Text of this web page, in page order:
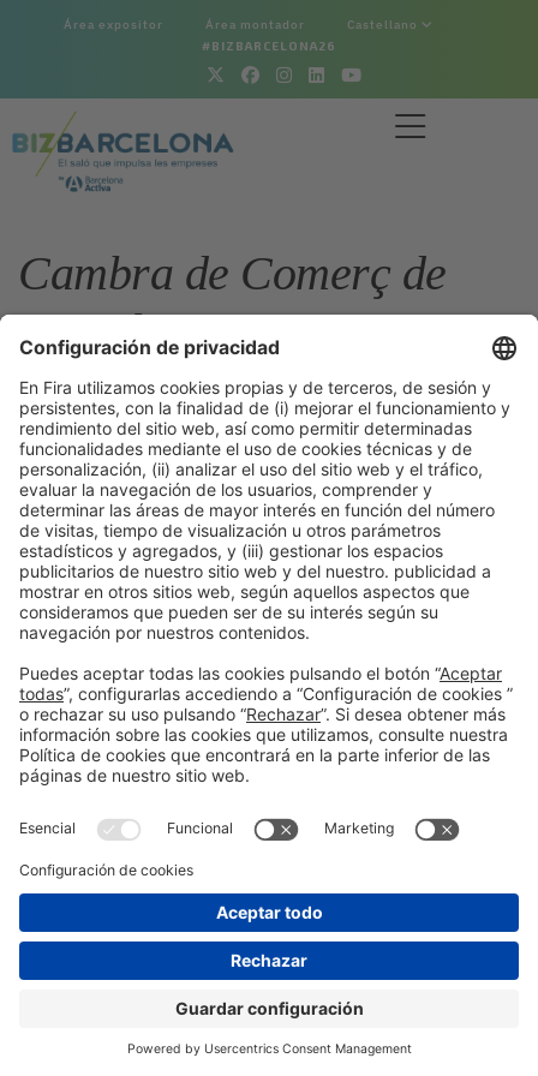
Área expositor Área montador Castellano
#BIZBARCELONA26
Cambra de Comerç de
Barcelona
Volver a la sección Bizrecursos
28/10/2025
Publicación anterior
Barcelona City Council
Siguiente
© 2026 Fira de Barcelona